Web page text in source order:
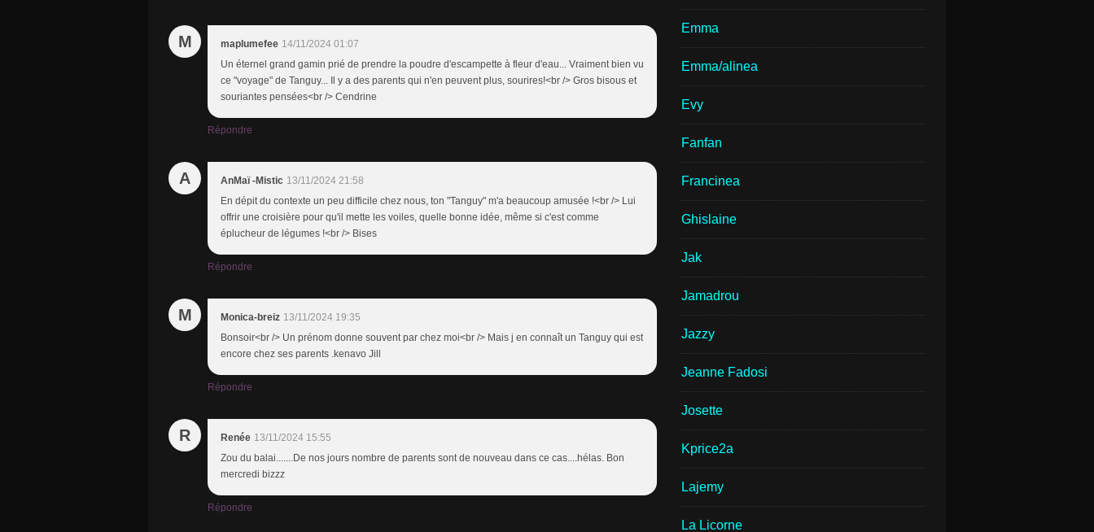
M maplumefee 14/11/2024 01:07
Un éternel grand gamin prié de prendre la poudre d'escampette à fleur d'eau... Vraiment bien vu
ce "voyage" de Tanguy... Il y a des parents qui n'en peuvent plus, sourires!<br /> Gros bisous et
souriantes pensées<br /> Cendrine
Répondre
A AnMaï -Mistic 13/11/2024 21:58
En dépit du contexte un peu difficile chez nous, ton "Tanguy" m'a beaucoup amusée !<br /> Lui
offrir une croisière pour qu'il mette les voiles, quelle bonne idée, même si c'est comme
éplucheur de légumes !<br /> Bises
Répondre
M Monica-breiz 13/11/2024 19:35
Bonsoir<br /> Un prénom donne souvent par chez moi<br /> Mais j en connaît un Tanguy qui est
encore chez ses parents .kenavo Jill
Répondre
R Renée 13/11/2024 15:55
Zou du balai.......De nos jours nombre de parents sont de nouveau dans ce cas....hélas. Bon
mercredi bizzz
Répondre
Emma
Emma/alinea
Evy
Fanfan
Francinea
Ghislaine
Jak
Jamadrou
Jazzy
Jeanne Fadosi
Josette
Kprice2a
Lajemy
La Licorne